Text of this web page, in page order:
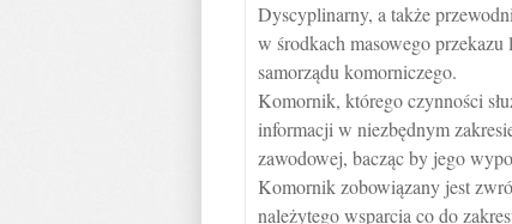
Dyscyplinarny, a także
w środkach masowego
samorządu komorniczego.
Komornik, którego czynności
informacji w niezbędnym
zawodowej, bacząc by jego
Komornik zobowiązany jest
należytego wsparcia co do